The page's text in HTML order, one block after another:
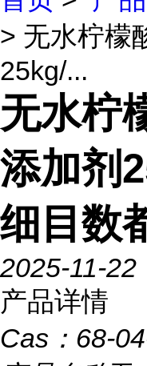
> 无水柠檬
25kg/...
无水柠
添加剂
细目数
2025-11-22
产品详情
Cas： 68-